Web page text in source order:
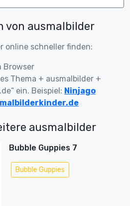
von ausmalbilder
online schneller finden:
Browser
Thema + ausmalbilder +
ein. Beispiel: Ninjago
ausmalbilder
Bubble Guppies 7
Bubble Guppies